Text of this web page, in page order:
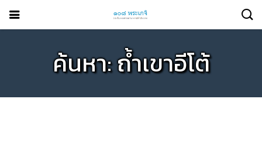
ค้นหา: ถ้ำเขาอีโต้